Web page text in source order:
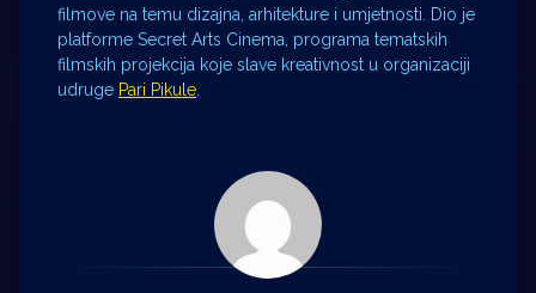
filmove na temu dizajna, arhitekture i umjetnosti.
Dio je
platforme Secret Arts Cinema, programa tematskih
filmskih projekcija koje slave kreativnost u organizaciji
udruge Pari Pikule